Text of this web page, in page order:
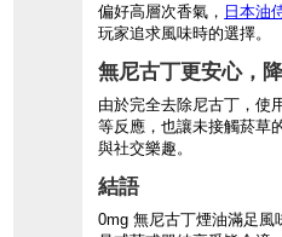
偏好高層次香氣， 日本油
玩家追求風味時的選擇。
無尼古丁更安心，
由於完全去除尼古丁，使
等反應，也讓未接觸菸草
與社交樂趣。
結語
0mg 無尼古丁煙油滿足風